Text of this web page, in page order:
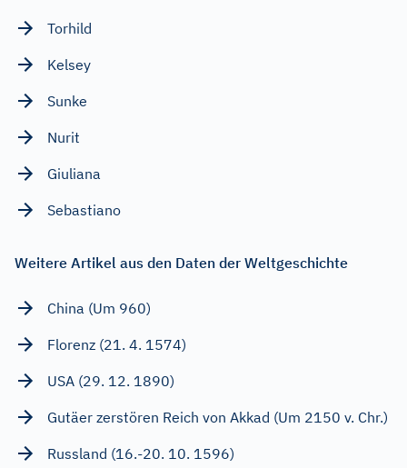
Torhild
Kelsey
Sunke
Nurit
Giuliana
Sebastiano
Weitere Artikel aus den Daten der Weltgeschichte
China (Um 960)
Florenz (21. 4. 1574)
USA (29. 12. 1890)
Gutäer zerstören Reich von Akkad (Um 2150 v. Chr.)
Russland (16.-20. 10. 1596)